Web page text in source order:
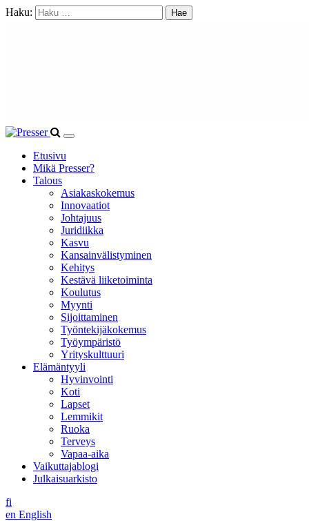
Haku:
Etusivu
Mikä Presser?
Talous
Asiakaskokemus
Innovaatiot
Johtajuus
Juridiikka
Kasvu
Kansainvälistyminen
Kehitys
Kestävä liiketoiminta
Koulutus
Myynti
Sijoittaminen
Työntekijäkokemus
Työympäristö
Yrityskulttuuri
Elämäntyyli
Hyvinvointi
Koti
Lapset
Lemmikit
Ruoka
Terveys
Vapaa-aika
Vaikuttajablogi
Julkaisuarkisto
fi
en English